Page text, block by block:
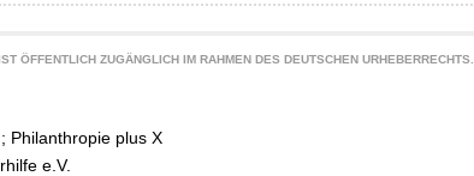
ÖFFENTLICH ZUGÄNGLICH IM RAHMEN DES DEUTSCHEN URHEBERRECHTS.
Philanthropie plus X
e.V.